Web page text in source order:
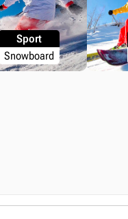
Sport
Snowboard